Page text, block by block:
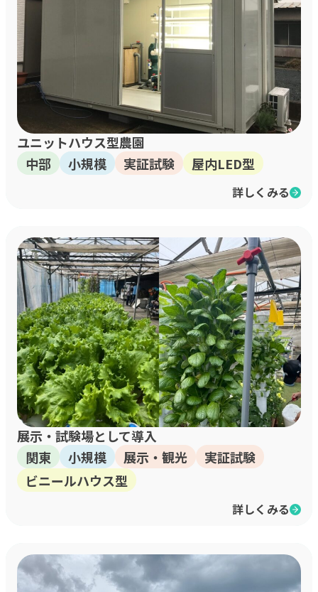
ユニットハウス型農園
中部
小規模 実証試験 屋内LED型
詳しくみる
展示・試験場として導入
関東
小規模 展示・観光
実証試験
ビニールハウス型
詳しくみる